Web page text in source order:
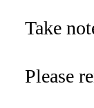
Take
Please